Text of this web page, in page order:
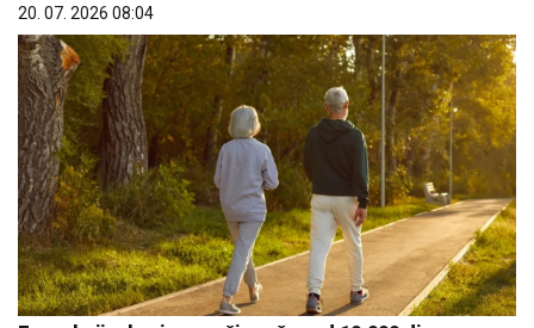
20. 07. 2026 08:04